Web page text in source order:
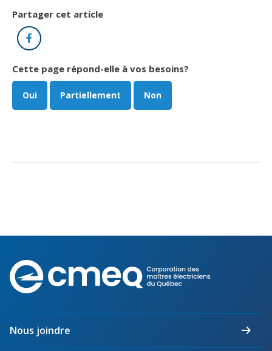
Partager cet article
Facebook
Cette page répond-elle à vos besoins?
Oui Partiellement Non
des
électriciens
Nous joindre